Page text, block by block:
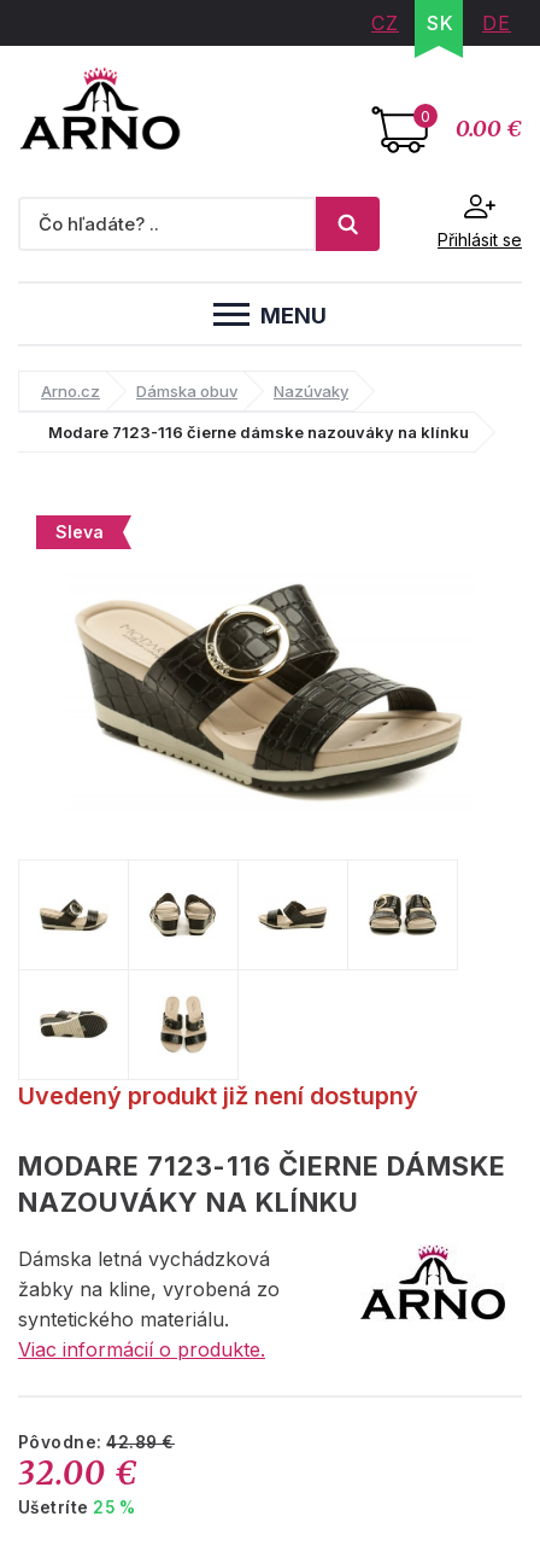
CZ SK DE
0 0.00 €
Přihlásit se
MENU
Arno.cz Dámska obuv Nazúvaky
Modare 7123-116 čierne dámske nazouváky na klínku
Sleva
Uvedený produkt již není dostupný
MODARE 7123-116 ČIERNE DÁMSKE
NAZOUVÁKY NA KLÍNKU
Dámska letná vychádzková
žabky na kline, vyrobená zo
syntetického materiálu.
Viac informácií o produkte.
Pôvodne:42.89 €
32.00 €
Ušetríte 25 %